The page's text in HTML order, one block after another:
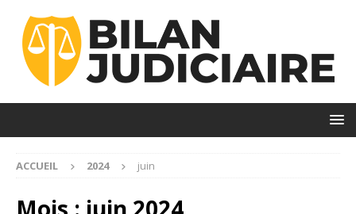
ACCUEIL 2024 juin